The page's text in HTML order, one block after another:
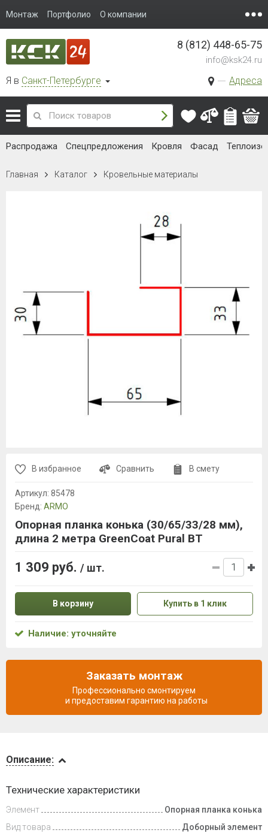
Монтаж Портфолио О компании
Я в Санкт-Петербурге Адреса
8 (812) 448-65-75
info@ksk24.ru
Распродажа Спецпредложения Кровля Фасад
Главная Каталог Кровельные материалы
и оплата
Описание:
Технические характеристики
Элемент
Опорная планка конька
Вид товара
Доборный элемент
В избранное Сравнить В смету
Артикул: 85478
Бренд: ARMO
Опорная планка конька (30/65/33/28 мм),
длина 2 метра GreenCoat Pural BT
1 309 руб. / шт.
В корзину Купить в 1 клик
Наличие: уточняйте
Заказать монтаж
Профессионально смонтируем
и предоставим гарантию на работы